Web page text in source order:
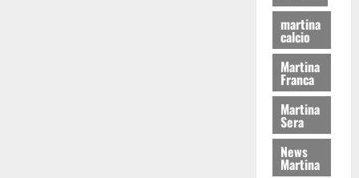
martina
calcio
Martina
Franca
Martina
Sera
News
Martina